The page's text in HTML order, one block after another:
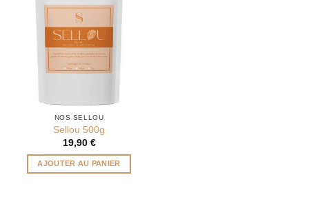
NOS SELLOU
Sellou 500g
19,90 €
AJOUTER AU PANIER